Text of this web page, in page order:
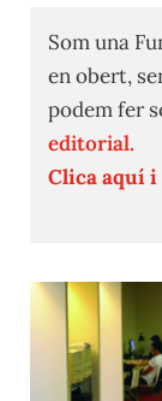
Som una
en obert,
podem fer
editorial.
Clica aquí i